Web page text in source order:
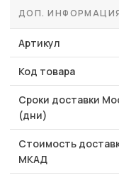
ДОП.
Артикул
Код товара
Сроки доставки
(дни)
Стоимость
МКАД